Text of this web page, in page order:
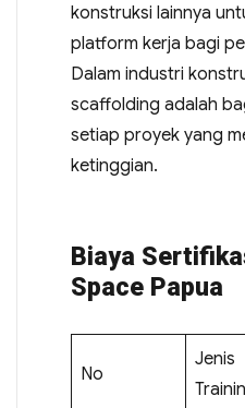
konstruksi lainnya
platform kerja bagi
Dalam industri
scaffolding adalah
setiap proyek yang
ketinggian.
Biaya
Space Papua
No
Jenis